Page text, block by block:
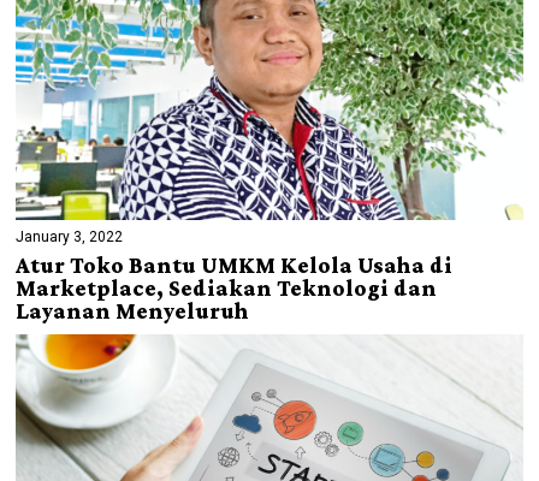
January 3, 2022
Atur Toko Bantu UMKM Kelola Usaha di
Marketplace, Sediakan Teknologi dan
Layanan Menyeluruh